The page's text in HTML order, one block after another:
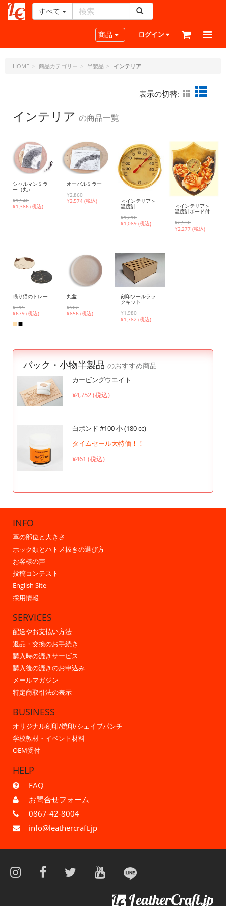
ー
ラ
ト・
ー
ピ
すべて
Toggle navigation
商品 ログイン
HOME 商品カテゴリー 半製品 インテリア
表示の切替:
インテリア の商品一覧
シャルマンミラ
ー（丸）
¥1,540
¥1,386 (税込)
オーバルミラー
¥2,860
¥2,574 (税込) ＜インテリア＞
温度計
¥1,210
¥1,089 (税込)
＜インテリア＞
温度計ボード付
¥2,530
¥2,277 (税込)
眠り猫のトレー
¥715
¥679 (税込)
丸盆
¥902
¥856 (税込)
刻印ツールラッ
クキット
¥1,980
¥1,782 (税込)
バック・小物半製品 のおすすめ商品
カービングウエイト
¥4,752 (税込)
白ボンド #100 小 (180 cc)
タイムセール大特価！！
¥461 (税込)
INFO
革の部位と大きさ
ホック類とハトメ抜きの選び方
お客様の声
投稿コンテスト
English Site
採用情報
SERVICES
配送やお支払い方法
返品・交換のお手続き
購入時の漉きサービス
購入後の漉きのお申込み
メールマガジン
特定商取引法の表示
BUSINESS
オリジナル刻印/焼印/シェイプパンチ
学校教材・イベント材料
OEM受付
HELP
FAQ
お問合せフォーム
0867-42-8004
info@leathercraft.jp